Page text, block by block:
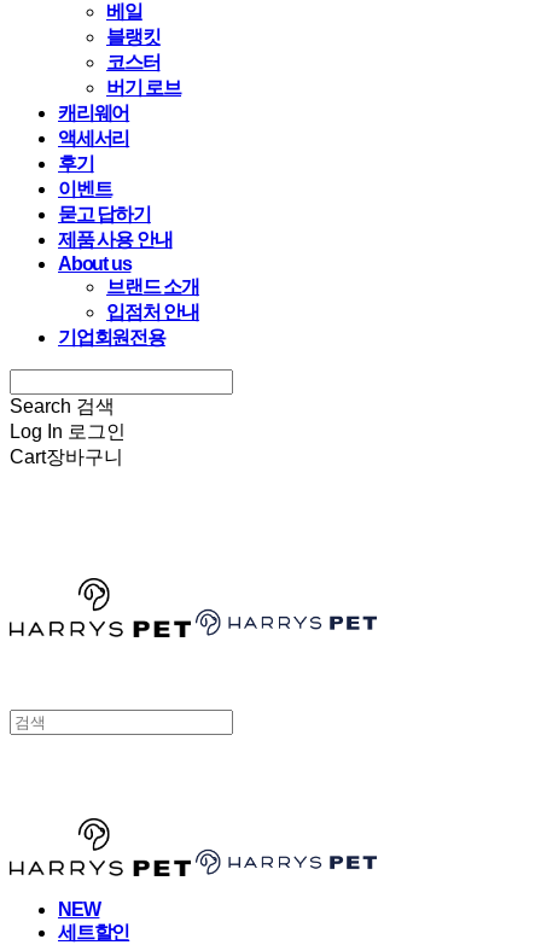
베일
블랭킷
코스터
버기 로브
캐리웨어
액세서리
후기
이벤트
묻고 답하기
제품 사용 안내
About us
브랜드 소개
입점처 안내
기업회원전용
Search 검색
Log In 로그인
Cart장바구니
NEW
세트할인